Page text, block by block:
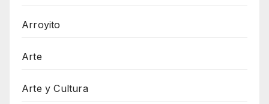
Arroyito
Arte
Arte y Cultura